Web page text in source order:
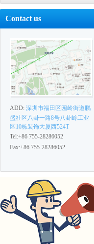
Contact us
ADD: 深圳市福田区园岭街道鹏
盛社区八卦一路8号八卦岭工业
区10栋装饰大厦西524T
Tel:+86 755-28286052
Fax:+86 755-28286052